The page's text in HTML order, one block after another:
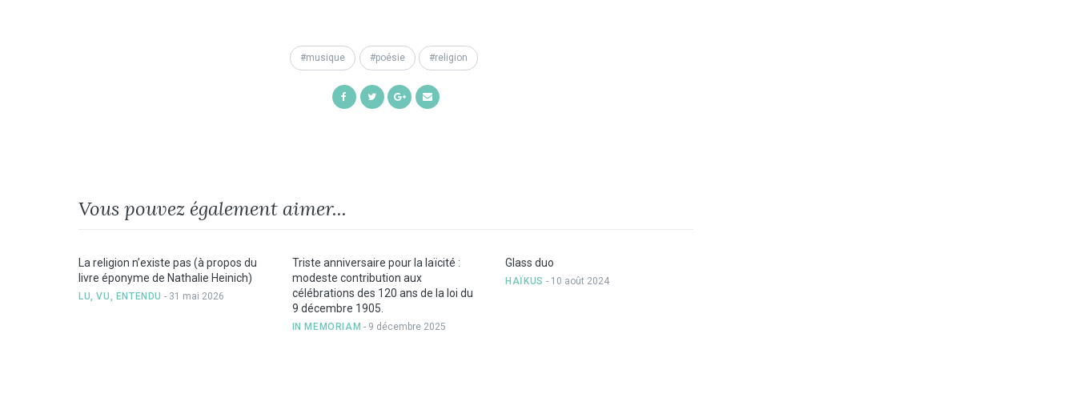
musique poésie religion
ShareShareShare
Vous pouvez également aimer...
La religion n’existe pas (à propos du
livre éponyme de Nathalie Heinich)
LU, VU, ENTENDU - 31 mai 2026
Triste anniversaire pour la laïcité :
modeste contribution aux
célébrations des 120 ans de la loi du
9 décembre 1905.
IN MEMORIAM - 9 décembre 2025
Glass duo
HAÏKUS - 10 août 2024